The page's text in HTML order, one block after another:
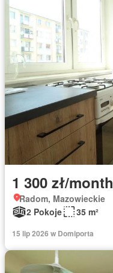
1 300 zł/month
Radom, Mazowieckie
2 Pokoje
35 m²
15 lip 2026 w Domiporta